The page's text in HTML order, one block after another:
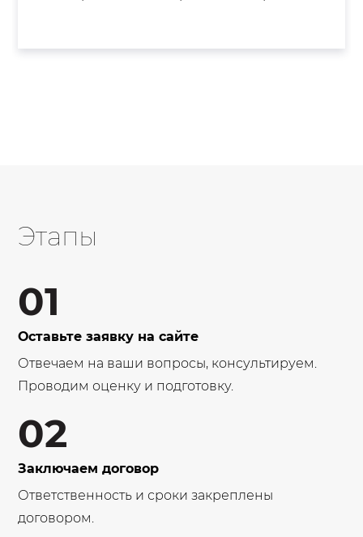
Этапы
01
Оставьте заявку на сайте
Отвечаем на ваши вопросы, консультируем.
Проводим оценку и подготовку.
02
Заключаем договор
Ответственность и сроки закреплены
договором.